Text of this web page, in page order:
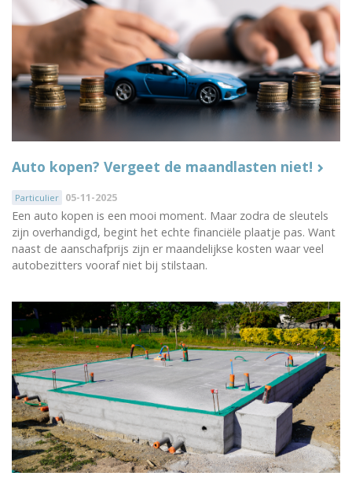
Auto kopen? Vergeet de maandlasten niet!
Particulier 05-11-2025
Een auto kopen is een mooi moment. Maar zodra de sleutels
zijn overhandigd, begint het echte financiële plaatje pas. Want
naast de aanschafprijs zijn er maandelijkse kosten waar veel
autobezitters vooraf niet bij stilstaan.